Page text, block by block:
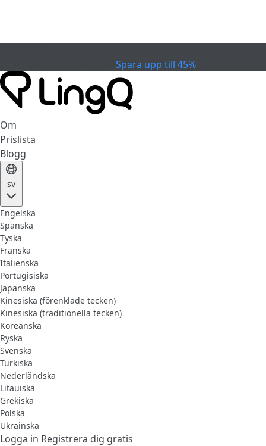
Spara upp till 45%
Om
Prislista
Blogg
sv
Engelska
Spanska
Tyska
Franska
Italienska
Portugisiska
Japanska
Kinesiska (förenklade tecken)
Kinesiska (traditionella tecken)
Koreanska
Ryska
Svenska
Turkiska
Nederländska
Litauiska
Grekiska
Polska
Ukrainska
Logga in Registrera dig gratis